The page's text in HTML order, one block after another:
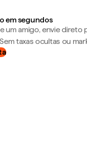
em segundos
um amigo, envie direto
taxas ocultas ou